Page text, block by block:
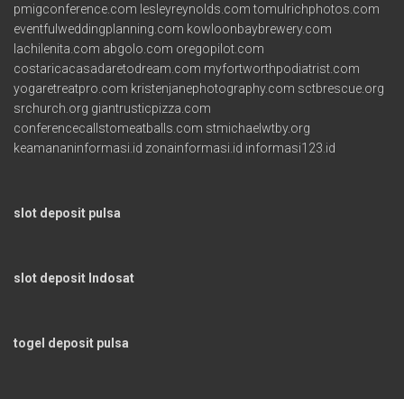
pmigconference.com lesleyreynolds.com tomulrichphotos.com
eventfulweddingplanning.com kowloonbaybrewery.com
lachilenita.com abgolo.com oregopilot.com
costaricacasadaretodream.com myfortworthpodiatrist.com
yogaretreatpro.com kristenjanephotography.com sctbrescue.org
srchurch.org giantrusticpizza.com
conferencecallstomeatballs.com stmichaelwtby.org
keamananinformasi.id zonainformasi.id informasi123.id
slot deposit pulsa
slot deposit Indosat
togel deposit pulsa